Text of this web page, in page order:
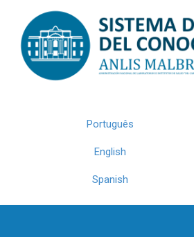
navigation
Português
English
Spanish